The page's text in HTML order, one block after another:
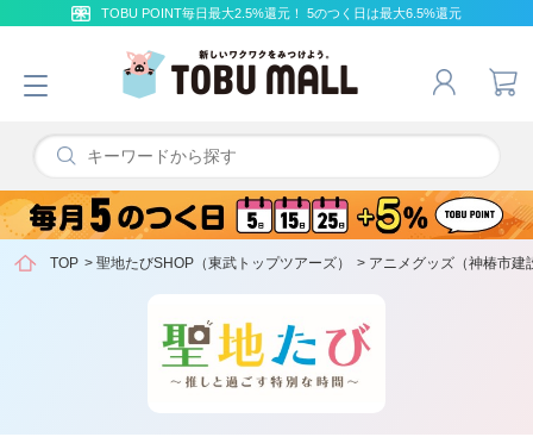
TOBU POINT毎日最大2.5%還元！ 5のつく日は最大6.5%還元
TOP > 聖地たびSHOP（東武トップツアーズ） > アニメグッズ（神椿市建